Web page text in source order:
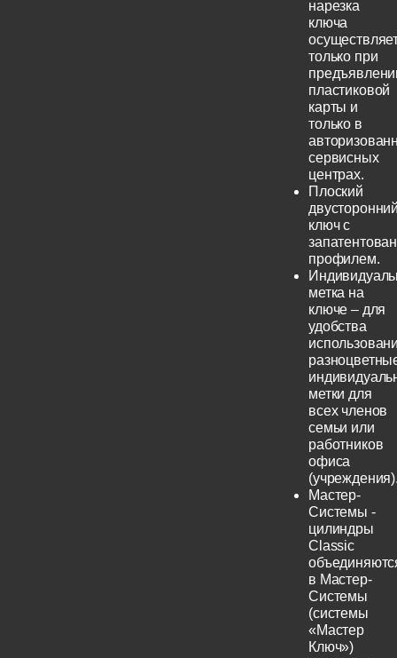
нарезка
ключа
только при
пластиковой
карты и
только в
сервисных
центрах.
Плоский
ключ с
профилем.
метка на
ключе – для
удобства
метки для
всех членов
семьи или
работников
офиса
Мастер-
Системы -
цилиндры
Classic
в Мастер-
Системы
(системы
«Мастер
Ключ»)